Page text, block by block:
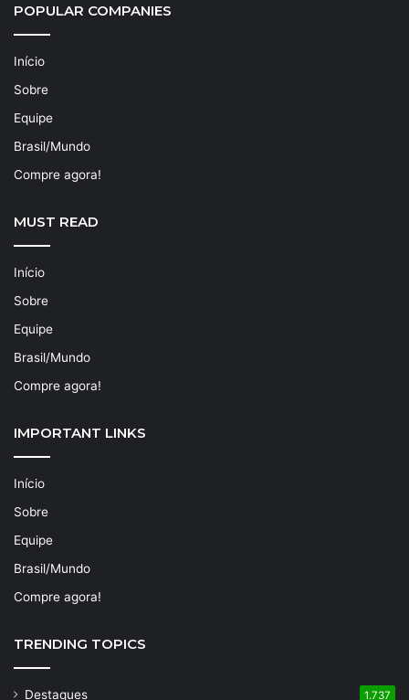
POPULAR COMPANIES
Início
Sobre
Equipe
Brasil/Mundo
Compre agora!
MUST READ
Início
Sobre
Equipe
Brasil/Mundo
Compre agora!
IMPORTANT LINKS
Início
Sobre
Equipe
Brasil/Mundo
Compre agora!
TRENDING TOPICS
Destaques 1.737